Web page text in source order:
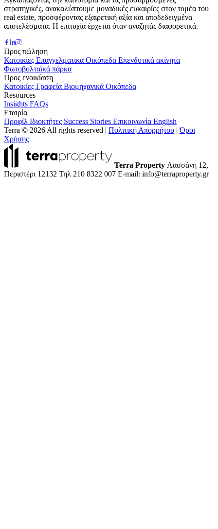
στρατηγικές, ανακαλύπτουμε μοναδικές ευκαιρίες στον τομέα του
real estate, προσφέροντας εξαιρετική αξία και αποδεδειγμένα
αποτελέσματα. Η επιτυχία έρχεται όταν αναζητάς διαφορετικά.
Προς πώληση
Κατοικίες Επαγγελματικά Οικόπεδα Επενδυτικά ακίνητα
Φωτοβολταϊκά πάρκα
Προς ενοικίαση
Κατοικίες Γραφεία Βιομηχανικά Οικόπεδα
Resources
Insights FAQs
Εταιρία
Προφίλ Ιδιοκτήτες Success Stories Επικοινωνία English
Terra © 2026 All rights reserved | Πολιτική Απορρήτου |Όροι
Χρήσης
Terra Property Λασσάνη 12,
Περιστέρι 12132 Τηλ 210 8322 007 E-mail: info@terraproperty.gr